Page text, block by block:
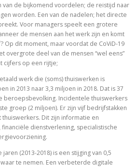
van de bijkomend voordelen; de reistijd naar
worden. Een van de nadelen; het directe
Voor managers speelt een grotere
de mensen aan het werk zijn en komt
Op dit moment, maar voordat de CoViD-19
overgrote deel van de mensen “wel eens”
cijfers op een rijtje;
werk die (soms) thuiswerken is
in 2013 naar 3,3 miljoen in 2018. Dat is 37
beroepsbevolking. Incidentele thuiswerkers
groep (2 miljoen). Er zijn vijf bedrijfstakken
Dit zijn informatie en
dienstverlening, specialistische
(2013-2018) is een stijging van 0,5
te nemen. Een verbeterde digitale